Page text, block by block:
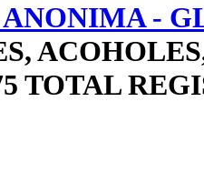
-
TOTAL